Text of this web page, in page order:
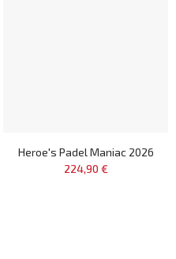
Heroe's Padel Maniac 2026
224,90 €